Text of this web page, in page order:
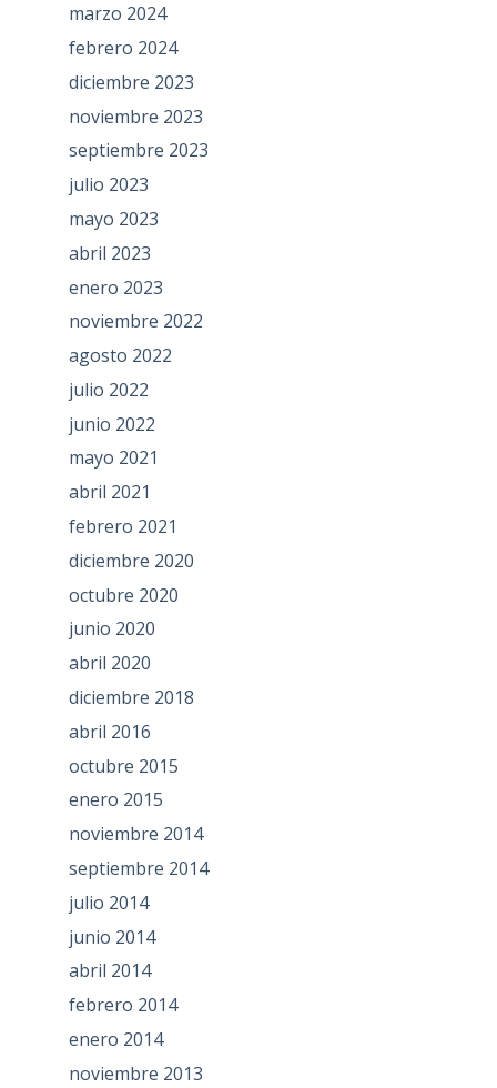
marzo 2024
febrero 2024
diciembre 2023
noviembre 2023
septiembre 2023
julio 2023
mayo 2023
abril 2023
enero 2023
noviembre 2022
agosto 2022
julio 2022
junio 2022
mayo 2021
abril 2021
febrero 2021
diciembre 2020
octubre 2020
junio 2020
abril 2020
diciembre 2018
abril 2016
octubre 2015
enero 2015
noviembre 2014
septiembre 2014
julio 2014
junio 2014
abril 2014
febrero 2014
enero 2014
noviembre 2013